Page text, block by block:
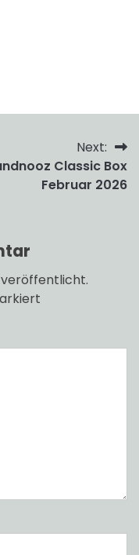
Next:
Classic Box
Februar 2026